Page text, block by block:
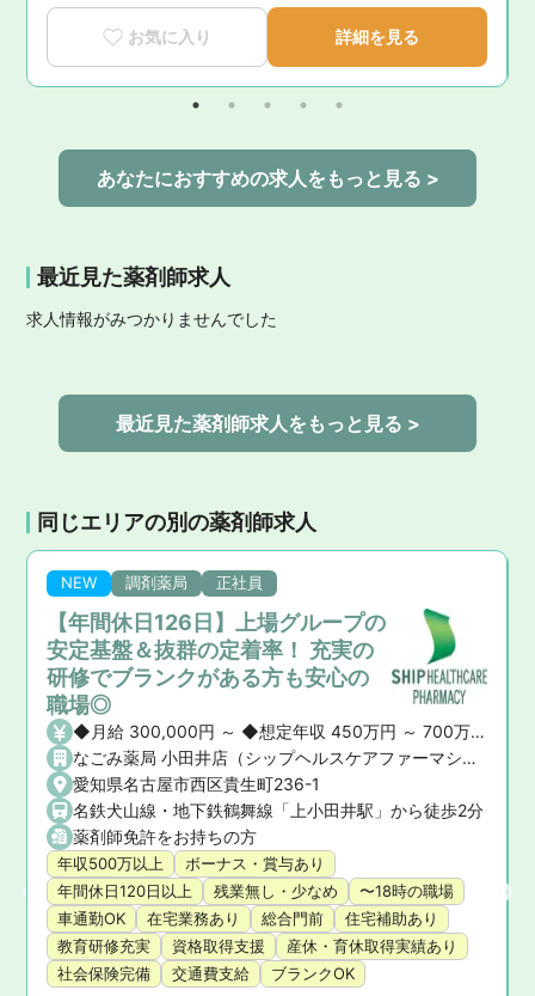
お気に入り 詳細を見る
あなたにおすすめの求人をもっと見る >
最近見た薬剤師求人
求人情報がみつかりませんでした
最近見た薬剤師求人をもっと見る >
同じエリアの別の薬剤師求人
NEW 調剤薬局 正社員
【年間休日126日】上場グループの
安定基盤＆抜群の定着率！ 充実の
研修でブランクがある方も安心の
職場◎
◆月給 300,000円 ～ ◆想定年収 450万円 ～ 700万円 ※ご経験や前職の給与を考慮の上、決定いたします。 ◆昇給・賞与 ・昇給： あり ・賞与： あり（年2回）
なごみ薬局 小田井店（シップヘルスケアファーマシー株式会社）
愛知県名古屋市西区貴生町236-1
名鉄犬山線・地下鉄鶴舞線「上小田井駅」から徒歩2分
薬剤師免許をお持ちの方
年収500万以上
ボーナス・賞与あり
年間休日120日以上
残業無し・少なめ
〜18時の職場
車通勤OK
在宅業務あり 総合門前
住宅補助あり
教育研修充実
資格取得支援
産休・育休取得実績あり
社会保険完備
交通費支給 ブランクOK